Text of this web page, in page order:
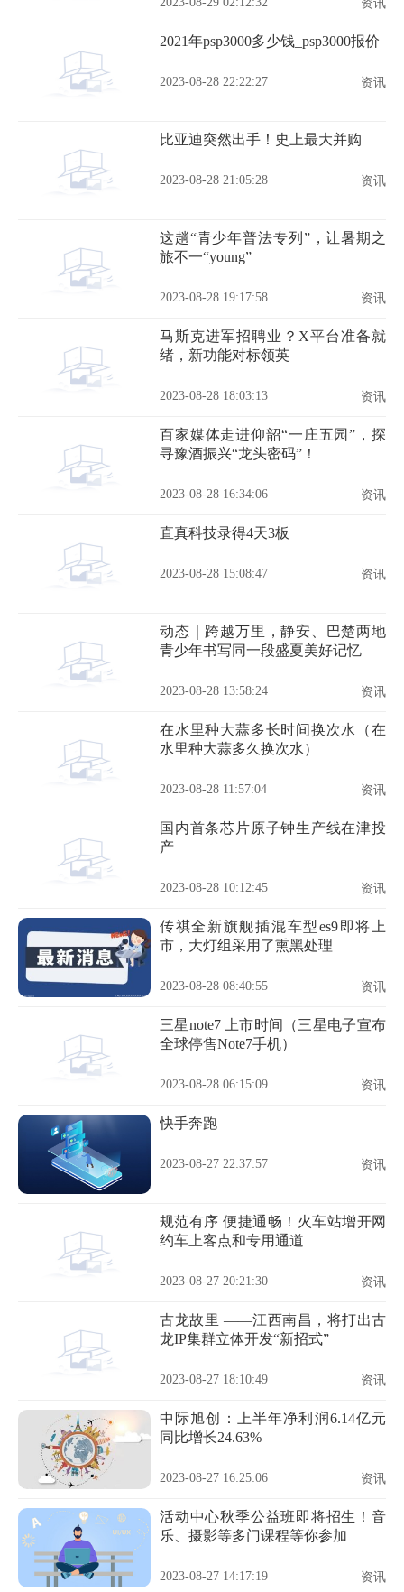
资讯
2021年psp3000多少钱_psp3000报价
2023-08-28 22:22:27 资讯
比亚迪突然出手！史上最大并购
2023-08-28 21:05:28 资讯
这趟“青少年普法专列”，让暑期之
旅不一“young”
2023-08-28 19:17:58 资讯
马斯克进军招聘业？X平台准备就
绪，新功能对标领英
2023-08-28 18:03:13 资讯
百家媒体走进仰韶“一庄五园”，探
寻豫酒振兴“龙头密码”！
2023-08-28 16:34:06 资讯
直真科技录得4天3板
2023-08-28 15:08:47 资讯
动态｜跨越万里，静安、巴楚两地
青少年书写同一段盛夏美好记忆
2023-08-28 13:58:24 资讯
在水里种大蒜多长时间换次水（在
水里种大蒜多久换次水）
2023-08-28 11:57:04 资讯
国内首条芯片原子钟生产线在津投
产
2023-08-28 10:12:45 资讯
传祺全新旗舰插混车型es9即将上
市，大灯组采用了熏黑处理
2023-08-28 08:40:55 资讯
三星note7 上市时间（三星电子宣布
全球停售Note7手机）
2023-08-28 06:15:09 资讯
快手奔跑
2023-08-27 22:37:57 资讯
规范有序 便捷通畅！火车站增开网
约车上客点和专用通道
2023-08-27 20:21:30 资讯
古龙故里 ——江西南昌，将打出古
龙IP集群立体开发“新招式”
2023-08-27 18:10:49 资讯
中际旭创：上半年净利润6.14亿元
同比增长24.63%
2023-08-27 16:25:06 资讯
活动中心秋季公益班即将招生！音
乐、摄影等多门课程等你参加
2023-08-27 14:17:19 资讯